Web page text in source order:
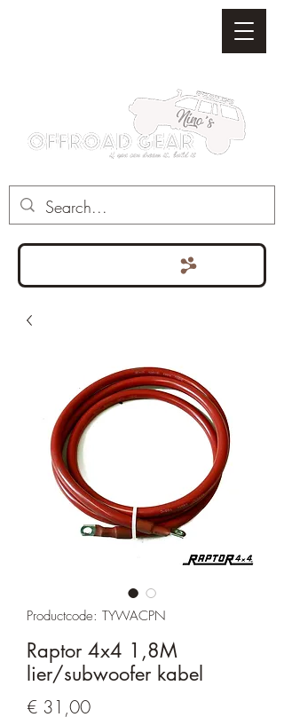
Productcode: TYWACPN
Raptor 4x4 1,8M
lier/subwoofer kabel
€ 31,00Prijs